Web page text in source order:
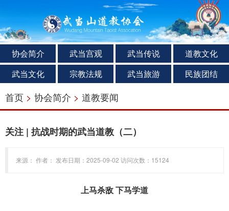
协会简介 武当宫观 武当传说
道教文化
武当文化
宗教法规 武当旅游 民族团结
首页 > 协会简介 > 道教要闻
关注 | 抗战时期的武当道教（二）
来源： 作者： 发布日期：2025-09-02 访问次数：15124
上马杀敌 下马学道